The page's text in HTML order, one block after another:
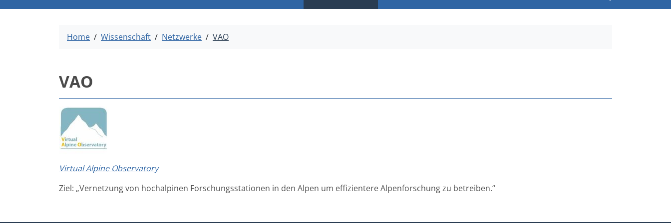
Home Wissenschaft Netzwerke VAO
VAO
Virtual Alpine Observatory
Ziel: „Vernetzung von hochalpinen Forschungsstationen in den Alpen um effizientere Alpenforschung zu betreiben.“